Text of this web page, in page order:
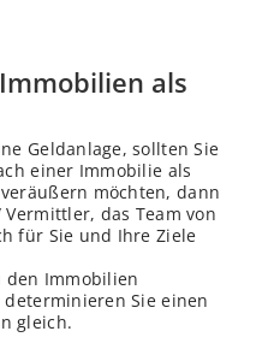
als
Geldanlage, sollten Sie
einer Immobilie als
möchten, dann
das Team von
für Sie und Ihre Ziele
den Immobilien
Sie einen
gleich.